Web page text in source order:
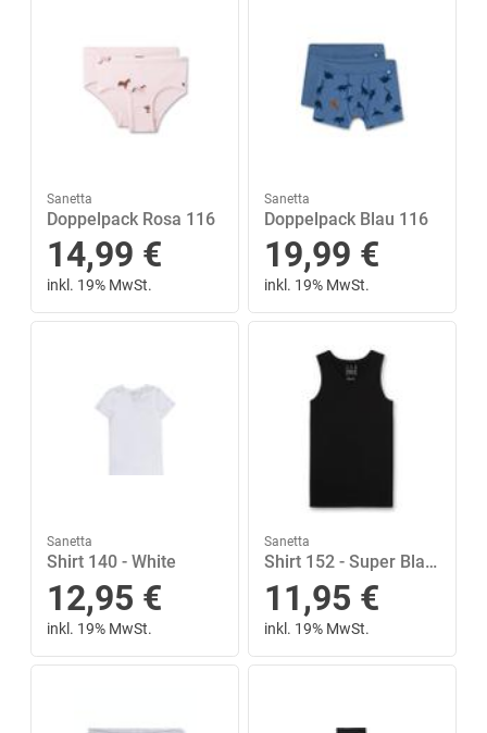
Sanetta
Doppelpack Rosa 116
14,99 €
inkl. 19% MwSt.
Sanetta
Doppelpack Blau 116
19,99 €
inkl. 19% MwSt.
Sanetta
Shirt 140 - White
12,95 €
inkl. 19% MwSt.
Sanetta
Shirt 152 - Super Black
11,95 €
inkl. 19% MwSt.